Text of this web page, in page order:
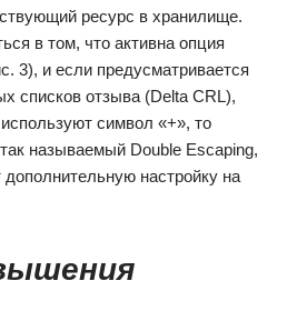
ресурс в хранилище.
в том, что активна опция
3), и если предусматривается
списков отзыва (Delta CRL),
символ «+», то
называемый Double Escaping,
настройку на